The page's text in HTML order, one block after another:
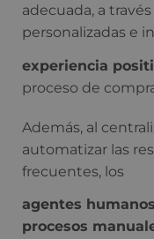
adecuada, a
personalizadas e
experiencia
proceso de
Además, al
automatizar las
frecuentes, los
agentes
procesos